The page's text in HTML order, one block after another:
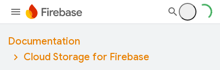
Documentation
Cloud Storage for Firebase